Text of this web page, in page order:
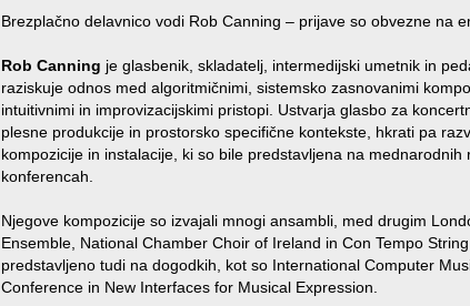
Brezplačno delavnico vodi Rob Canning – prijave so obvezne na
Rob Canning je glasbenik, skladatelj, intermedijski umetnik in
raziskuje odnos med algoritmičnimi, sistemsko zasnovanimi
intuitivnimi in improvizacijskimi pristopi. Ustvarja glasbo za
plesne produkcije in prostorsko specifične kontekste, hkrati pa
kompozicije in instalacije, ki so bile predstavljena na mednarodnih
konferencah.
Njegove kompozicije so izvajali mnogi ansambli, med drugim
Ensemble, National Chamber Choir of Ireland in Con Tempo
predstavljeno tudi na dogodkih, kot so International Computer
Conference in New Interfaces for Musical Expression.